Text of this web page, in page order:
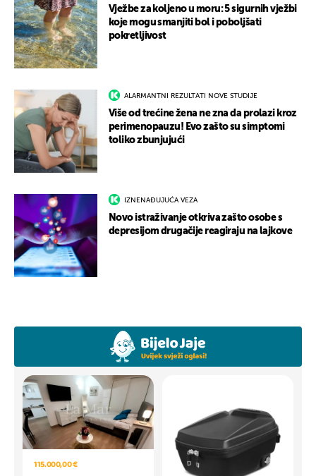
Vježbe za koljeno u moru: 5 sigurnih vježbi
koje mogu smanjiti bol i poboljšati
pokretljivost
ALARMANTNI REZULTATI NOVE STUDIJE
Više od trećine žena ne zna da prolazi kroz
perimenopauzu! Evo zašto su simptomi
toliko zbunjujući
IZNENAĐUJUĆA VEZA
Novo istraživanje otkriva zašto osobe s
depresijom drugačije reagiraju na lajkove
115.000,00 €